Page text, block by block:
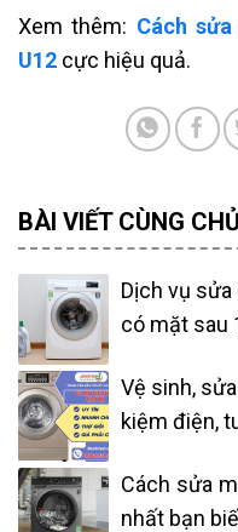
Xem thêm: Cách
U12 cực hiệu quả.
BÀI VIẾT CÙNG
Dịch vụ
có mặt sau
Vệ sinh,
kiệm điện,
Cách sửa
nhất bạn